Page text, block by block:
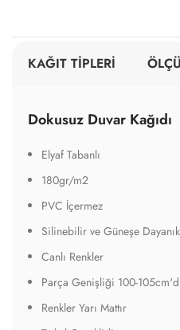
KAĞIT TİPLERİ ÖLÇÜ
Dokusuz Duvar Kağıdı
Elyaf Tabanlı
180gr/m2
PVC İçermez
Silinebilir ve Güneşe
Canlı Renkler
Parça Genişliği 100-
Renkler Yarı Mattır